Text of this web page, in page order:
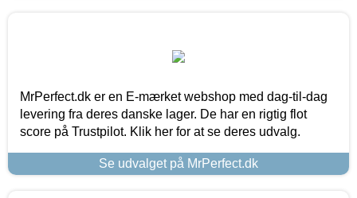
MrPerfect.dk er en E-mærket webshop med dag-til-dag
levering fra deres danske lager. De har en rigtig flot
score på Trustpilot. Klik her for at se deres udvalg.
Se udvalget på MrPerfect.dk